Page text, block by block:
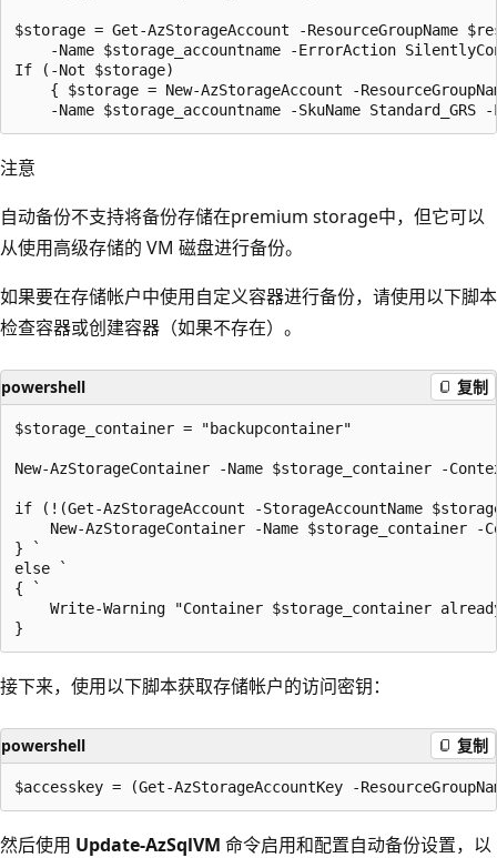
$storage = Get-AzStorageAccount -ResourceGroupName
-Name $storage_accountname -ErrorAction
If (-Not $storage)
{ $storage = New-AzStorageAccount -
注意
自动备份不支持将备份存储在premium storage中，但它可以
从使用高级存储的 VM 磁盘进行备份。
如果要在存储帐户中使用自定义容器进行备份，请使用以下脚本
检查容器或创建容器（如果不存在）。
powershell 复制
$storage_container = "backupcontainer"
New-AzStorageContainer -Name $storage_container -
if (!(Get-AzStorageAccount -StorageAccountName
New-AzStorageContainer -Name $storage_container -
} `
else `
{ `
Write-Warning "Container $storage_container
接下来，使用以下脚本获取存储帐户的访问密钥：
powershell 复制
然后使用 Update-AzSqlVM 命令启用和配置自动备份设置，以